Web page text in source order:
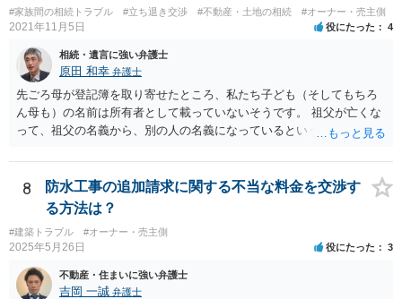
#家族間の相続トラブル #立ち退き交渉 #不動産・土地の相続 #オーナー・売主側
2021年11月5日 役にたった 4
相続・遺言に強い弁護士
原田 和幸 弁護士
先ごろ母が登記簿を取り寄せたところ、私たち子ども（そしてもちろ
ん母も）の名前は所有者として載っていないそうです。 祖父が亡くな
って、祖父の名義から、別の人の名義になっているということでしょ
された可能性がありますので、相談者や相談者のきょうだいが相続し
ていないかもしれませんね。 祖父名義のままであれば、遺言がないか
もしれませんので、相談者が相続人になっている可能性があります。
あと、祖父がいつ亡くなったか分かりませんが、祖父の遺言で、相談
者が何も遺産を受け取っていないとなると、遺留分侵害額請求は考え
られると思います。
8
防水工事の追加請求に関する不当な料金を交渉す
る方法は？
#建築トラブル #オーナー・売主側
2025年5月26日 役にたった 3
不動産・住まいに強い弁護士
吉岡 一誠 弁護士